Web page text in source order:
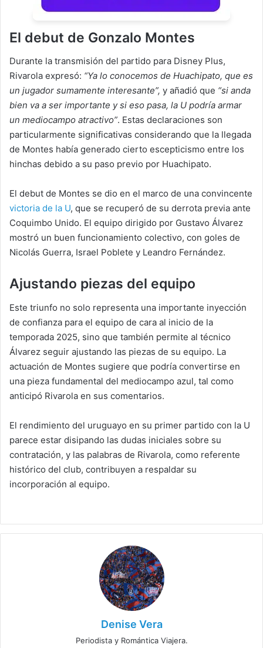
El debut de Gonzalo Montes
Durante la transmisión del partido para Disney Plus,
Rivarola expresó: “Ya lo conocemos de Huachipato, que es
un jugador sumamente interesante”, y añadió que “si anda
bien va a ser importante y si eso pasa, la U podría armar
un mediocampo atractivo”. Estas declaraciones son
particularmente significativas considerando que la llegada
de Montes había generado cierto escepticismo entre los
hinchas debido a su paso previo por Huachipato.
El debut de Montes se dio en el marco de una convincente
victoria de la U, que se recuperó de su derrota previa ante
Coquimbo Unido. El equipo dirigido por Gustavo Álvarez
mostró un buen funcionamiento colectivo, con goles de
Nicolás Guerra, Israel Poblete y Leandro Fernández.
Ajustando piezas del equipo
Este triunfo no solo representa una importante inyección
de confianza para el equipo de cara al inicio de la
temporada 2025, sino que también permite al técnico
Álvarez seguir ajustando las piezas de su equipo. La
actuación de Montes sugiere que podría convertirse en
una pieza fundamental del mediocampo azul, tal como
anticipó Rivarola en sus comentarios.
El rendimiento del uruguayo en su primer partido con la U
parece estar disipando las dudas iniciales sobre su
contratación, y las palabras de Rivarola, como referente
histórico del club, contribuyen a respaldar su
incorporación al equipo.
Denise Vera
Periodista y Romántica Viajera.